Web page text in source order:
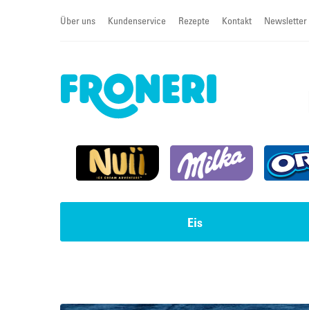
Über uns Kundenservice Rezepte Kontakt Newsletter
Eis